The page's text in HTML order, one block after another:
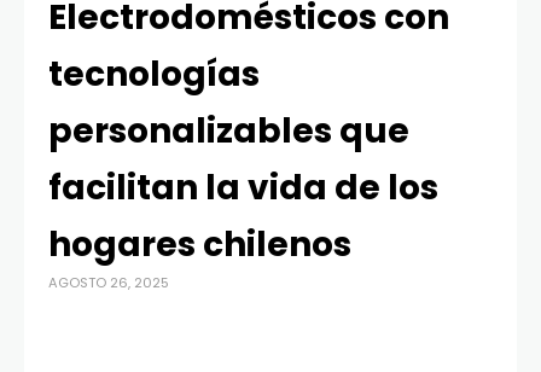
Electrodomésticos con
tecnologías
personalizables que
facilitan la vida de los
hogares chilenos
AGOSTO 26, 2025